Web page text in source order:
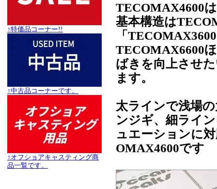
↑特価品コーナー!!
↑中古品コーナーです。
↑オフショアキャスティング商
品一覧です。
TECOMAX4600
基本構造は
「
TECOMAX6600
ばきを向上させ
ます。
太ラインで浅場
ンジギ、細ライ
ュエーションに
OMAX4600です